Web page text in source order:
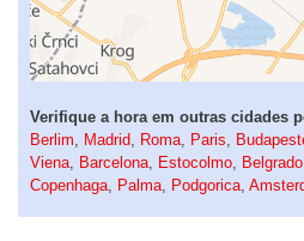
Verifique a hora em outras cidades
Berlim
Madrid Roma Paris
Viena
Barcelona Estocolmo Belgrado
Copenhaga
Palma Podgorica